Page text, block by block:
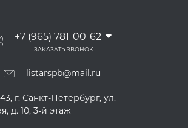
+7 (965) 781-00-62
ЗАКАЗАТЬ ЗВОНОК
listarspb@mail.ru
г. Санкт-Петербург, ул.
д. 10, 3-й этаж